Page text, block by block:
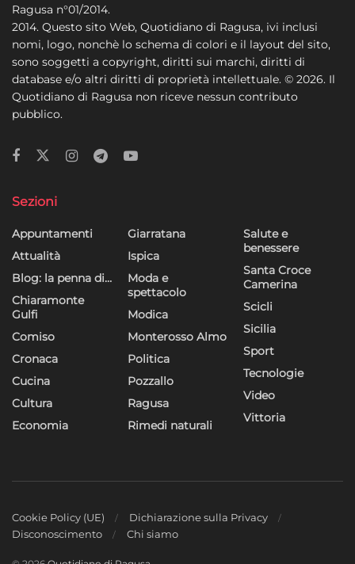
Ragusa n°01/2014.
2014. Questo sito Web, Quotidiano di Ragusa, ivi inclusi
nomi, logo, nonchè lo schema di colori e il layout del sito,
sono soggetti a copyright, diritti sui marchi, diritti di
database e/o altri diritti di proprietà intellettuale. © 2026. Il
Quotidiano di Ragusa non riceve nessun contributo
pubblico.
Sezioni
Appuntamenti
Attualità
Blog: la penna di…
Chiaramonte
Gulfi
Comiso
Cronaca
Cucina
Cultura
Economia
Giarratana
Ispica
Moda e
spettacolo
Modica
Monterosso Almo
Politica
Pozzallo
Ragusa
Rimedi naturali
Salute e
benessere
Santa Croce
Camerina
Scicli
Sicilia
Sport
Tecnologie
Video
Vittoria
Cookie Policy (UE)
Dichiarazione sulla Privacy
Disconoscimento
Chi siamo